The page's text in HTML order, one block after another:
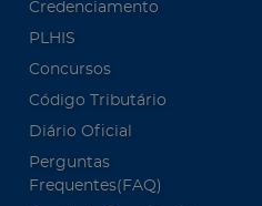
Credenciamento
PLHIS
Concursos
Código Tributário
Diário Oficial
Perguntas
Frequentes(FAQ)